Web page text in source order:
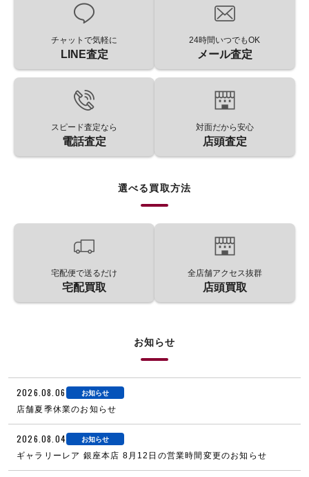
チャットで気軽に
LINE査定
24時間いつでもOK
メール査定
スピード査定なら
電話査定
対面だから安心
店頭査定
選べる買取方法
宅配便で送るだけ
宅配買取
全店舗アクセス抜群
店頭買取
お知らせ
2026.08.06 お知らせ
店舗夏季休業のお知らせ
2026.08.04 お知らせ
ギャラリーレア 銀座本店 8月12日の営業時間変更のお知らせ